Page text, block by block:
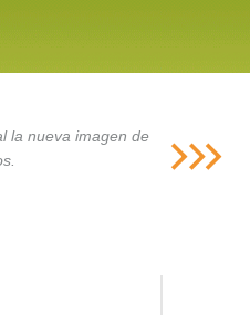
la nueva imagen de